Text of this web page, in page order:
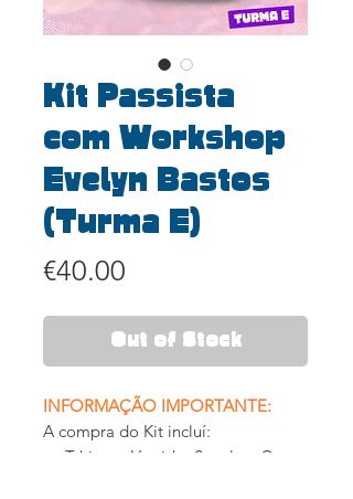
Kit Passista
com Workshop
Evelyn Bastos
(Turma E)
€40.00
Out of Stock
INFORMAÇÃO IMPORTANTE:
A compra do Kit incluí:
Tshirt ou Vestido, Sacola e Copo